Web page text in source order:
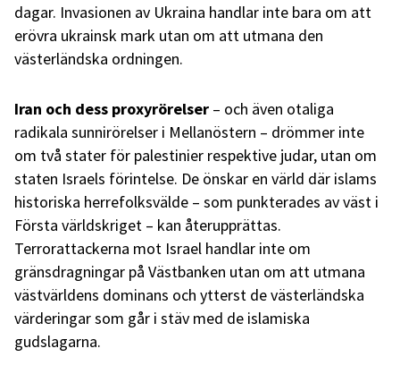
dagar. Invasionen av Ukraina handlar inte bara om att
erövra ukrainsk mark utan om att utmana den
västerländska ordningen.
Iran och dess proxyrörelser – och även otaliga
radikala sunnirörelser i Mellanöstern – drömmer inte
om två stater för palestinier respektive judar, utan om
staten Israels förintelse. De önskar en värld där islams
historiska herrefolksvälde – som punkterades av väst i
Första världskriget – kan återupprättas.
Terrorattackerna mot Israel handlar inte om
gränsdragningar på Västbanken utan om att utmana
västvärldens dominans och ytterst de västerländska
värderingar som går i stäv med de islamiska
gudslagarna.